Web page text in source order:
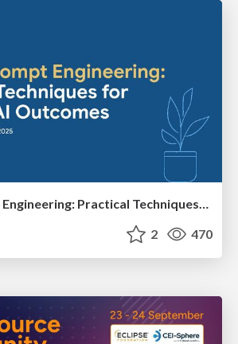
Gemini Prompt Engineering: Practical Techniques for Tangible AI Outcomes
2 470